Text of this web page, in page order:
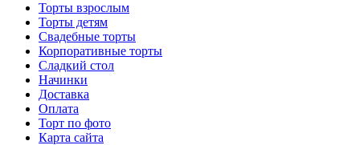
Торты взрослым
Торты детям
Свадебные торты
Корпоративные торты
Сладкий стол
Начинки
Доставка
Оплата
Торт по фото
Карта сайта